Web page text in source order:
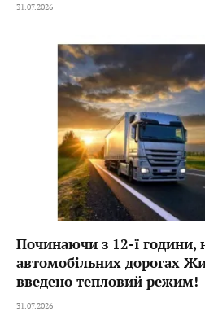
31.07.2026
Починаючи з 12-ї години,
автомобільних дорогах
введено тепловий режим!
31.07.2026